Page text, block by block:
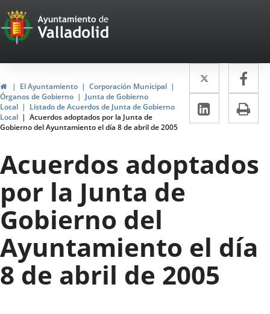
Portal
Web
del
Ayuntamiento
de
Valladolid
HomeEl Ayuntamiento
Corporación Municipal
Órganos de Gobierno
Junta de Gobierno
Local
Listado de Acuerdos de Junta de Gobierno
Local
Acuerdos adoptados por la Junta de
Gobierno del Ayuntamiento el día 8 de abril de 2005
Twitter
Enlace
a
una
externa.
a
Linkedin
Enlace
a
Acuerdos adoptados
por la Junta de
Gobierno del
Ayuntamiento el día
8 de abril de 2005